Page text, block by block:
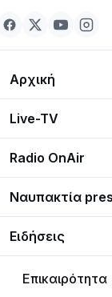
Αρχική
Live-TV
Radio OnAir
Ναυπακτία
Ειδήσεις
Επικαιρότητα
τροχιά υλοποίησης
2017
ΚΟΓΚΌΛΗΣ